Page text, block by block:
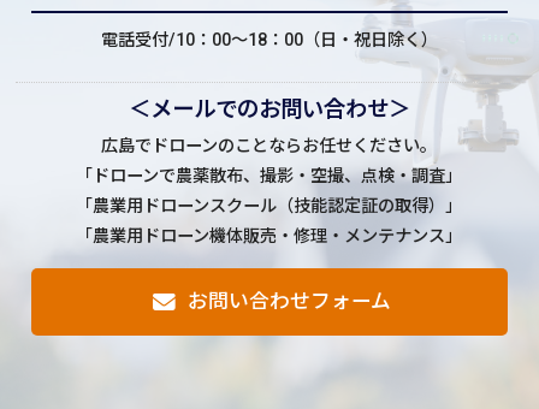
電話受付/10：00～18：00（日・祝日除く）
＜メールでのお問い合わせ＞
広島でドローンのことならお任せください。
「ドローンで農薬散布、撮影・空撮、点検・調査」
「農業用ドローンスクール（技能認定証の取得）」
「農業用ドローン機体販売・修理・メンテナンス」
お問い合わせフォーム